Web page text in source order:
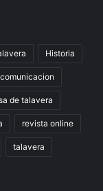
Historia
de talavera
revista online
talavera